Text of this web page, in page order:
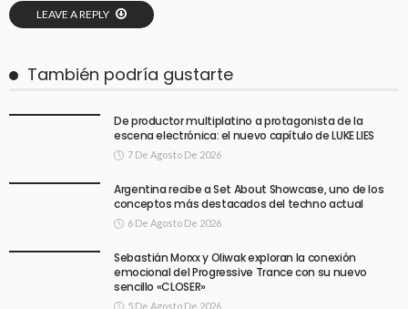
LEAVE A REPLY
También podría gustarte
De productor multiplatino a protagonista de la
escena electrónica: el nuevo capítulo de LUKE LIES
7 De Agosto De 2026
Argentina recibe a Set About Showcase, uno de los
conceptos más destacados del techno actual
6 De Agosto De 2026
Sebastián Morxx y Oliwak exploran la conexión
emocional del Progressive Trance con su nuevo
sencillo «CLOSER»
5 De Agosto De 2026